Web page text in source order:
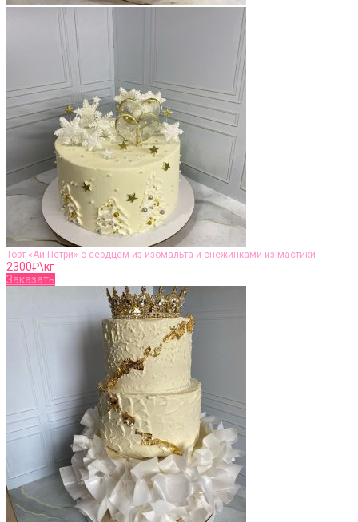
Торт «Ай-Петри» с сердцем из изомальта и снежинками из мастики
2300₽\кг
Заказать